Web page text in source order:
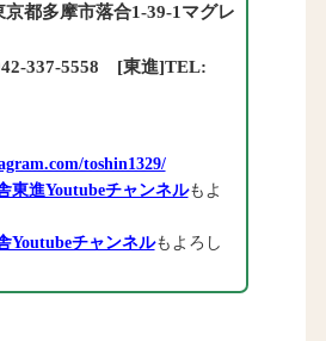
都多摩市落合1-39-1マグレ
337-5558 [東進]TEL:
toshin1329/
東進Youtubeチャンネルもよ
Youtubeチャンネルもよろし